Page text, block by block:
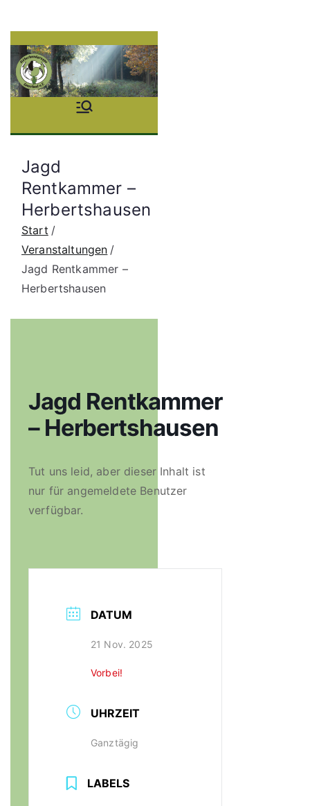
Inhalt
springen
Stöb
ndgr
uppe
Saue
rland
Jagd
Rentkammer –
Herbertshausen
Start
Veranstaltungen
Jagd Rentkammer –
Herbertshausen
Jagd Rentkammer
– Herbertshausen
Tut uns leid, aber dieser Inhalt ist
nur für angemeldete Benutzer
verfügbar.
DATUM
21 Nov. 2025
Vorbei!
UHRZEIT
Ganztägig
LABELS